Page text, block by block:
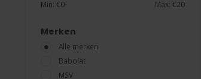
Min: €0 Max: €20
Merken
Alle merken
Babolat
MSV